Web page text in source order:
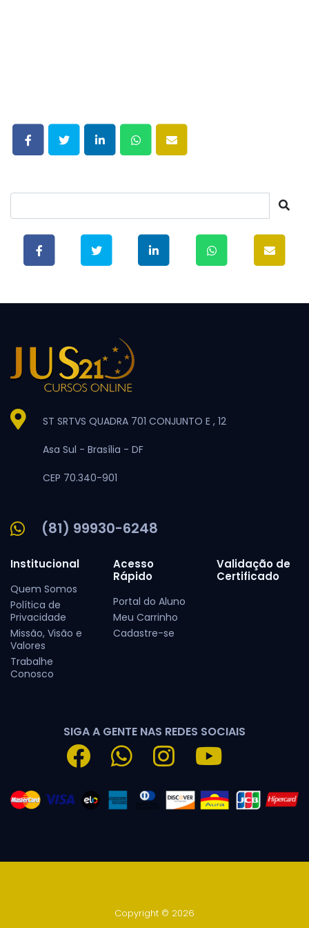
ST SRTVS QUADRA 701 CONJUNTO E , 12
Asa Sul - Brasília - DF
CEP 70.340-901
(81) 99930-6248
Institucional
Quem Somos
Política de
Privacidade
Missão, Visão e
Valores
Trabalhe
Conosco
Acesso
Rápido
Portal do Aluno
Meu Carrinho
Cadastre-se
Validação de
Certificado
SIGA A GENTE NAS REDES SOCIAIS
Copyright © 2026